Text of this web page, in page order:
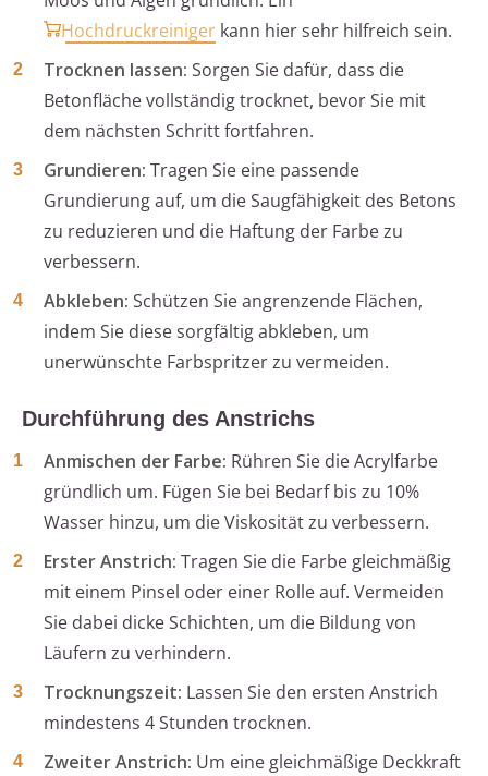
Hochdruckreiniger kann hier sehr hilfreich sein.
Trocknen lassen: Sorgen Sie dafür, dass die
Betonfläche vollständig trocknet, bevor Sie mit
dem nächsten Schritt fortfahren.
Grundieren: Tragen Sie eine passende
Grundierung auf, um die Saugfähigkeit des Betons
zu reduzieren und die Haftung der Farbe zu
verbessern.
Abkleben: Schützen Sie angrenzende Flächen,
indem Sie diese sorgfältig abkleben, um
unerwünschte Farbspritzer zu vermeiden.
Durchführung des Anstrichs
Anmischen der Farbe: Rühren Sie die Acrylfarbe
gründlich um. Fügen Sie bei Bedarf bis zu 10%
Wasser hinzu, um die Viskosität zu verbessern.
Erster Anstrich: Tragen Sie die Farbe gleichmäßig
mit einem Pinsel oder einer Rolle auf. Vermeiden
Sie dabei dicke Schichten, um die Bildung von
Läufern zu verhindern.
Trocknungszeit: Lassen Sie den ersten Anstrich
mindestens 4 Stunden trocknen.
Zweiter Anstrich: Um eine gleichmäßige Deckkraft